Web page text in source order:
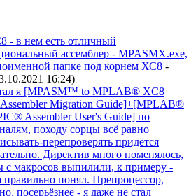
- в нем есть отличный
ассемблер - MPASMX.ехе,
папке под корнем ХС8 -
16:24)
я [MPASM™ to MPLAB® XC8
Migration Guide]+[MPLAB®
Assembler User's Guide] по
походу сорцы всё равно
перепроверять придётся
Директив много поменялось,
с макросов выпилили, к примеру -
правильно понял. Препроцессор,
посерьёзнее - я даже не стал